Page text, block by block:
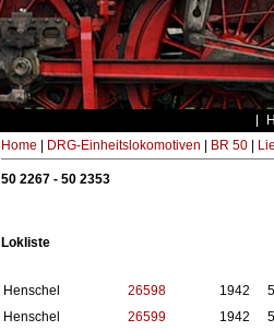
Home DRG-Einheitslokomotiven BR 50|
50 2267 - 50 2353
Lokliste
Henschel 26598 1942
Henschel
26599 1942